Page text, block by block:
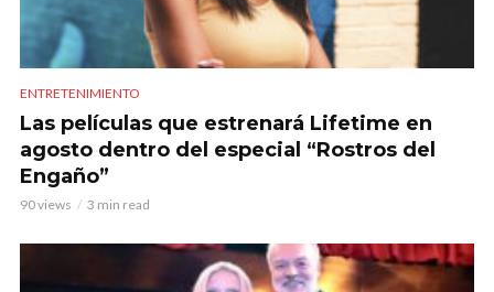
ENTRETENIMIENTO
Las películas que estrenará Lifetime en
agosto dentro del especial “Rostros del
Engaño”
90 views 3 min read